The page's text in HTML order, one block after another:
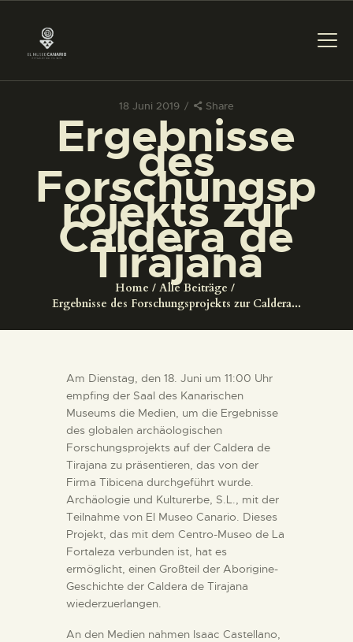
18 Juni 2019 Share
Ergebnisse
des
Forschungsp
rojekts zur
Caldera de
Tirajana
Home
Alle Beiträge
Ergebnisse des Forschungsprojekts zur Caldera...
DAS MUSEUM
DIENSTLEISTUNGEN
DIGITALE RESSOURCEN
DEUTSCH
DIGITALE RESSOURCEN
DEUTSCH
Am Dienstag, den 18. Juni um 11:00 Uhr
empfing der Saal des Kanarischen
Museums die Medien, um die Ergebnisse
des globalen archäologischen
Forschungsprojekts auf der Caldera de
Tirajana zu präsentieren, das von der
Firma Tibicena durchgeführt wurde.
Archäologie und Kulturerbe, S.L., mit der
Teilnahme von El Museo Canario. Dieses
Projekt, das mit dem Centro-Museo de La
Fortaleza verbunden ist, hat es
ermöglicht, einen Großteil der Aborigine-
Geschichte der Caldera de Tirajana
wiederzuerlangen.
An den Medien nahmen Isaac Castellano,